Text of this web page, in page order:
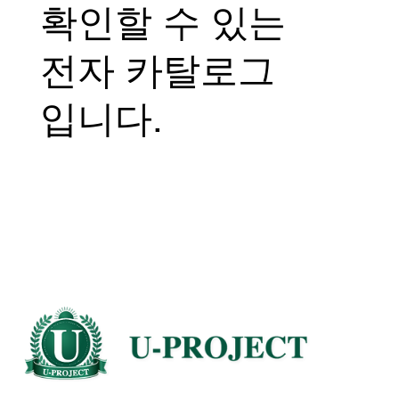
확인할 수 있는
전자 카탈로그
입니다.